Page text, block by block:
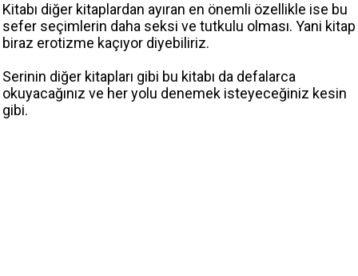
Kitabı diğer kitaplardan ayıran en önemli özellikle ise bu
sefer seçimlerin daha seksi ve tutkulu olması. Yani kitap
biraz erotizme kaçıyor diyebiliriz.
Serinin diğer kitapları gibi bu kitabı da defalarca
okuyacağınız ve her yolu denemek isteyeceğiniz kesin
gibi.